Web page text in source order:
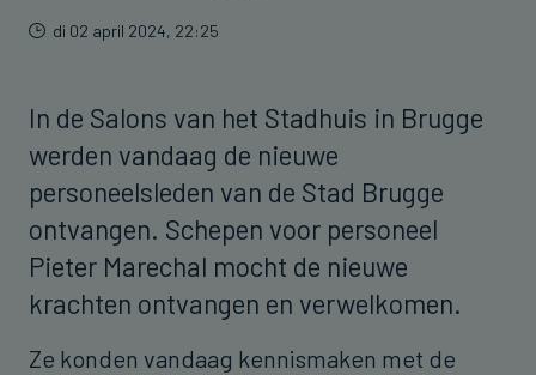
di 02 april 2024, 22:25
In de Salons van het Stadhuis in Brugge
werden vandaag de nieuwe
personeelsleden van de Stad Brugge
ontvangen. Schepen voor personeel
Pieter Marechal mocht de nieuwe
krachten ontvangen en verwelkomen.
Ze konden vandaag kennismaken met de